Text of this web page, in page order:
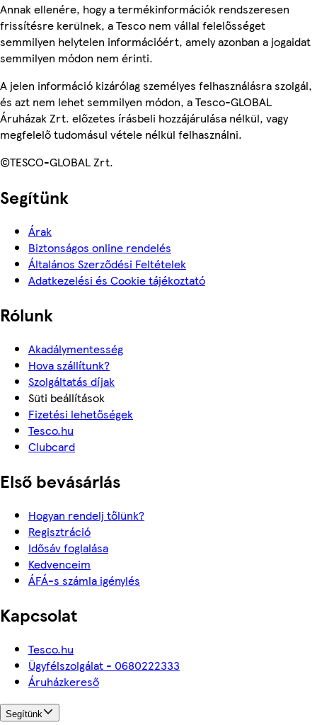
Annak ellenére, hogy a termékinformációk rendszeresen
frissítésre kerülnek, a Tesco nem vállal felelősséget
semmilyen helytelen információért, amely azonban a jogaidat
semmilyen módon nem érinti.
A jelen információ kizárólag személyes felhasználásra szolgál,
és azt nem lehet semmilyen módon, a Tesco-GLOBAL
Áruházak Zrt. előzetes írásbeli hozzájárulása nélkül, vagy
megfelelő tudomásul vétele nélkül felhasználni.
©TESCO-GLOBAL Zrt.
Segítünk
Árak
Biztonságos online rendelés
Általános Szerződési Feltételek
Adatkezelési és Cookie tájékoztató
Rólunk
Akadálymentesség
Hova szállítunk?
Szolgáltatás díjak
Süti beállítások
Fizetési lehetőségek
Tesco.hu
Clubcard
Első bevásárlás
Hogyan rendelj tőlünk?
Regisztráció
Idősáv foglalása
Kedvenceim
ÁFÁ-s számla igénylés
Kapcsolat
Tesco.hu
Ügyfélszolgálat - 0680222333
Áruházkereső
Segítünk